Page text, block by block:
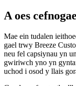
A oes
Mae ein tudalen
gael trwy Breeze
neu fel capsiynau yn
gwiriwch yno yn
uchod i osod y llais